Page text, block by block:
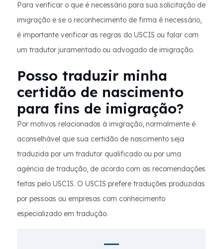
Para verificar o que é necessário para sua solicitação de
imigração e se o reconhecimento de firma é necessário,
é importante verificar as regras do USCIS ou falar com
um tradutor juramentado ou advogado de imigração.
Posso traduzir minha
certidão de nascimento
para fins de imigração?
Por motivos relacionados à imigração, normalmente é
aconselhável que sua certidão de nascimento seja
traduzida por um tradutor qualificado ou por uma
agência de tradução, de acordo com as recomendações
feitas pelo USCIS. O USCIS prefere traduções produzidas
por pessoas ou empresas com conhecimento
especializado em tradução.